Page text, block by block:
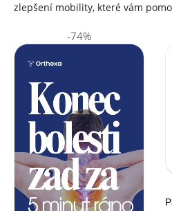
zlepšení mobility, které vám
-74%